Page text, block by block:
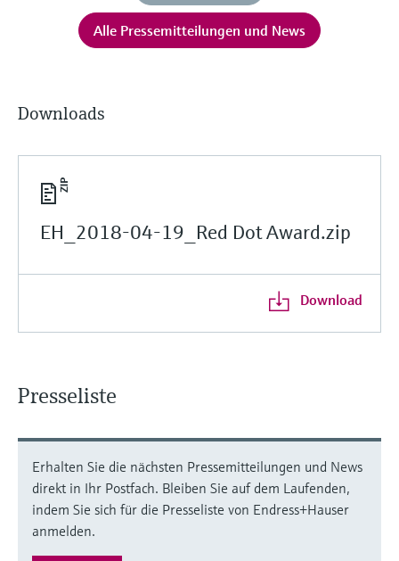
Alle Pressemitteilungen und News
Downloads
EH_2018-04-19_Red Dot Award.zip
Download
Presseliste
Erhalten Sie die nächsten Pressemitteilungen und News
direkt in Ihr Postfach. Bleiben Sie auf dem Laufenden,
indem Sie sich für die Presseliste von Endress+Hauser
anmelden.